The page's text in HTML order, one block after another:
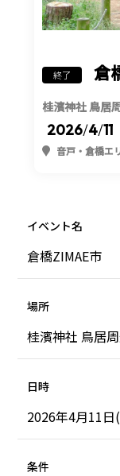
終了 倉
桂濱神社 鳥居
2026/4/11
音戸・倉橋エ
イベント名
倉橋ZIMAE市
場所
桂濱神社 鳥居
日時
2026年4月11日
条件